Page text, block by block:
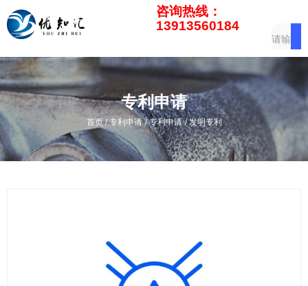
咨询热线：
13913560184
专利申请
首页/专利申请 /专利申请 /发明专利